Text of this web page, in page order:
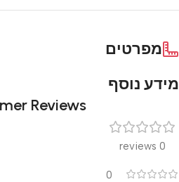
מפרטים
מידע נוסף
Reviews
0 reviews
0